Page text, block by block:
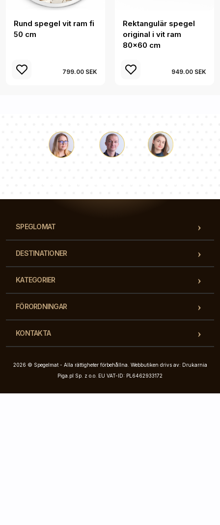
Rund spegel vit ram fi
50 cm
799.00 SEK
Rektangulär spegel
original i vit ram
80x60 cm
949.00 SEK
SPEGLOMAT
DESTINATIONER
KATEGORIER
FÖRORDNINGAR
KONTAKTA
2026 © Spegelmat - Alla rättigheter förbehållna. Webbutiken drivs av: Drukarnia
Piga.pl Sp. z o.o. EU VAT-ID: PL6462933172